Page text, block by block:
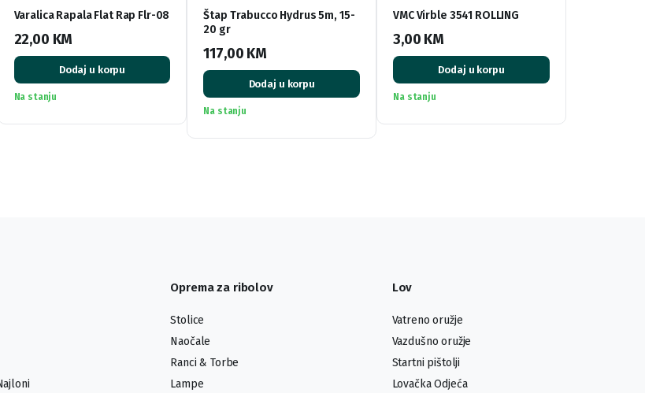
Varalica Rapala Flat Rap Flr-08
22,00 KM
Dodaj u korpu
Na stanju
Štap Trabucco Hydrus 5m, 15-
20 gr
117,00 KM
Dodaj u korpu
Na stanju
VMC Virble 3541 ROLLING
3,00 KM
Dodaj u korpu
Na stanju
Oprema za ribolov
Stolice
Naočale
Ranci & Torbe
Lampe
Lov
Vatreno oružje
Vazdušno oružje
Startni pištolji
Lovačka Odjeća